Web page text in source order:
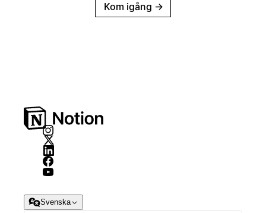
Kom igång →
Svenska